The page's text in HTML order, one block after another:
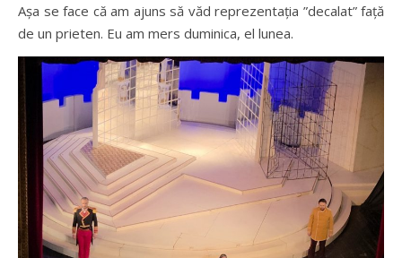
Așa se face că am ajuns să văd reprezentația ”decalat” față
de un prieten. Eu am mers duminica, el lunea.